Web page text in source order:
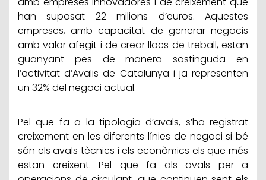
han suposat 22 milions d’euros. Aquestes
empreses, amb capacitat de generar negocis
amb valor afegit i de crear llocs de treball, estan
guanyant pes de manera sostinguda en
l’activitat d’Avalis de Catalunya i ja representen
un 32% del negoci actual.
Pel que fa a la tipologia d’avals, s’ha registrat
creixement en les diferents línies de negoci si bé
són els avals tècnics i els econòmics els que més
estan creixent. Pel que fa als avals per a